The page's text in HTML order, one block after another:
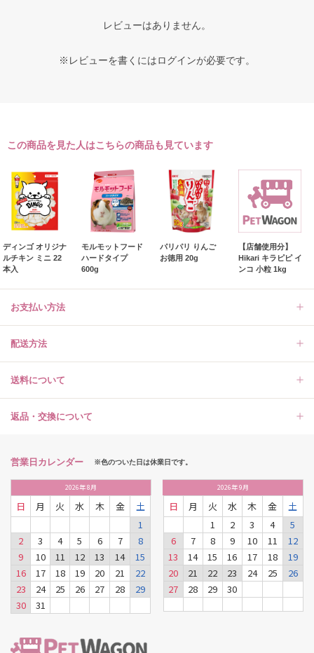
レビューはありません。
※レビューを書くにはログインが必要です。
この商品を見た人はこちらの商品も見ています
ディンゴ オリジナ
ルチキン ミニ 22
本入
モルモットフード
ハードタイプ
600g
パリパリ りんご
お徳用 20g
【店舗使用分】
Hikari キラピピ イ
ンコ 小粒 1kg
お支払い方法
配送方法
送料について
返品・交換について
営業日カレンダー ※色のついた日は休業日です。
2026年8月
日 月 火 水 木 金
土
1
2
3 4 5 6 7
8
9
10 11 12 13 14
15
16
17 18 19 20 21
22
23
24 25 26 27 28
29
30
31
2026年9月
日 月 火 水 木 金
土
1
2 3 4
5
6
7 8 9 10 11
12
13
14 15 16 17 18
19
20
21 22 23 24 25
26
27
28 29 30